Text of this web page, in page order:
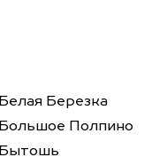
Белая Березка
Большое Полпино
Бытошь